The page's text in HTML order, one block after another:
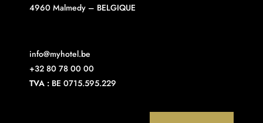
4960 Malmedy – BELGIQUE
info@myhotel.be
+32 80 78 00 00
TVA : BE 0715.595.229